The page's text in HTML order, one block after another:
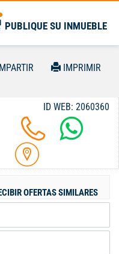
PUBLIQUE SU INMUEBLE
IMPRIMIR
ID WEB: 2060360
OFERTAS SIMILARES